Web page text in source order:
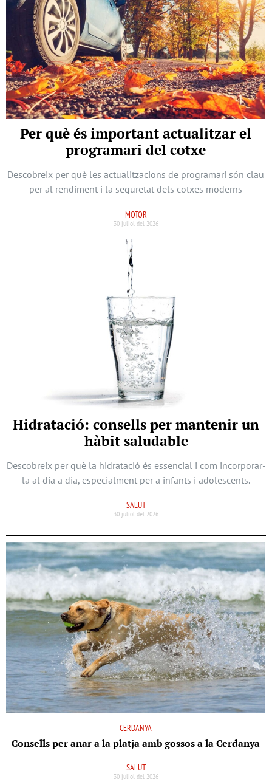
Per què és important actualitzar el
programari del cotxe
Descobreix per què les actualitzacions de programari són clau
per al rendiment i la seguretat dels cotxes moderns
MOTOR
30 juliol del 2026
Hidratació: consells per mantenir un
hàbit saludable
Descobreix per què la hidratació és essencial i com incorporar-
la al dia a dia, especialment per a infants i adolescents.
SALUT
30 juliol del 2026
CERDANYA
Consells per anar a la platja amb gossos a la Cerdanya
SALUT
30 juliol del 2026